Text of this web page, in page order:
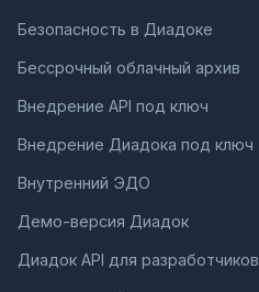
Безопасность в Диадоке
Бессрочный облачный архив
Внедрение API под ключ
Внедрение Диадока под ключ
Внутренний ЭДО
Демо-версия Диадок
Диадок API для разработчиков